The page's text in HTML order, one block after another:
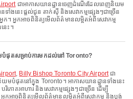
ជាអាកាសយានដ្ឋានចេញដំណើរដែលពេញនិយម
ាំងនេះផ្តល់ជូន តាក់ស៊ី និងសេវាកម្មផ្សេងៗជាច្រើន
ក។ អ្នកអាចពិនិត្យមើលព័ត៌មានលម្អិតអំពីសេវាកម្ម
េះ។
ផុតសម្រាប់ការមកដល់នៅ Toronto?
, Billy Bishop Toronto City Airportជា
បំផុតនៅក្នុង Toronto។ អាកាសយានដ្ឋានទាំងនេះ
ភោគអាហារ និងសេវាកម្មផ្សេងៗជាច្រើន ដើម្បី
នកអាចពិនិត្យមើលព័ត៌មានលម្អិតអំពីសេវាកម្ម និងប្លង់